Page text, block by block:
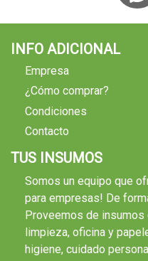
INFO ADICIONAL
Empresa
¿Cómo comprar?
Condiciones
Contacto
TUS INSUMOS
Somos un equipo que
para empresas! De
Proveemos de insumos
limpieza, oficina y
higiene, cuidado